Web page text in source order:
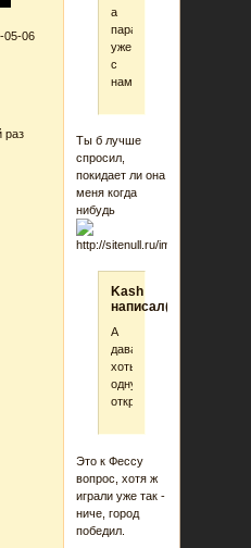
05-06
раз
а
паранойя
уже
с
нами
Ты б лучше
спросил,
покидает ли она
меня когда
нибудь
Kash
написал(а):
А
давайте
хоть
одну
откроем?
Это к Фессу
вопрос, хотя ж
играли уже так -
ниче, город
победил.